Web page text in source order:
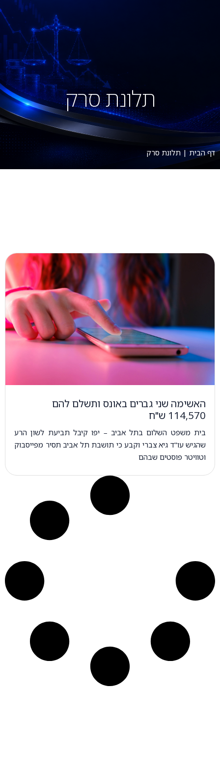
תלונת סרק
דף הבית |תלונת סרק
האשימה שני גברים באונס ותשלם להם
114,570 ש"ח
בית משפט השלום בתל אביב – יפו קיבל תביעת לשון הרע
שהגיש עו"ד גיא צברי וקבע כי תושבת תל אביב תסיר מפייסבוק
וטוויטר פוסטים שבהם